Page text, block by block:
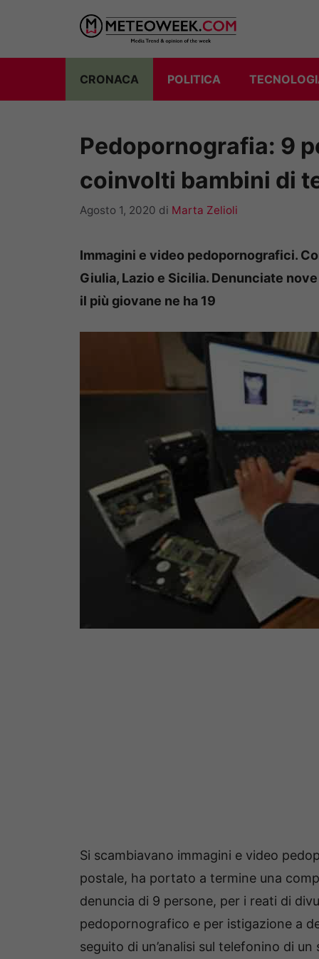
contenuto
CRONACA POLITICA
Pedopornografia: 9
coinvolti bambini di
Agosto 1, 2020 di Marta Zelioli
Immagini e video pedopornografici.
Giulia, Lazio e Sicilia. Denunciate
il più giovane ne ha 19
Si scambiavano immagini e video
postale, ha portato a termine una
denuncia di 9 persone, per i reati di
pedopornografico e per istigazione a
seguito di un’analisi sul telefonino di